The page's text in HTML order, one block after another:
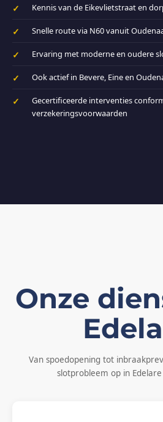
Kennis van de Eikevlietstraat en
Snelle route via N60 vanuit
Ervaring met moderne en oudere
Ook actief in Bevere, Eine en
Gecertificeerde interventies
verzekeringsvoorwaarden
Onze
Van spoedopening tot
slotprobleem op in